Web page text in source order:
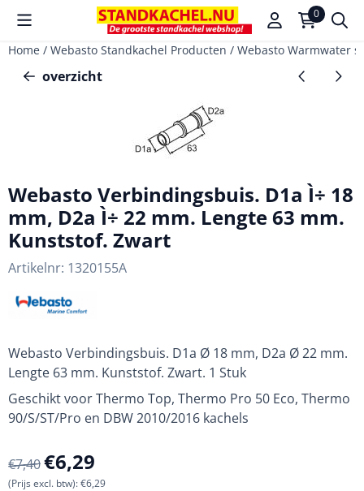
Cookievoorkeuren zijn beschikbaar. Kies instellingen of sta
0
Home / Webasto Standkachel Producten / Webasto Warmwater
overzicht
Webasto Verbindingsbuis. D1a Ì÷ 18
mm, D2a Ì÷ 22 mm. Lengte 63 mm.
Kunststof. Zwart
Artikelnr: 1320155A
Webasto Verbindingsbuis. D1a Ø 18 mm, D2a Ø 22 mm.
Lengte 63 mm. Kunststof. Zwart. 1 Stuk
Geschikt voor Thermo Top, Thermo Pro 50 Eco, Thermo
90/S/ST/Pro en DBW 2010/2016 kachels
€7,40€6,29
(Prijs excl. btw):€6,29